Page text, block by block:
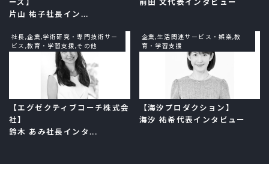
片山 祐子社長イン...
社長,企業,学術研究・専門技術サー
ビス,教育・学習支援,その他
【エグゼクティブコーチ株式会
社】
鈴木 あみ社長インタ...
企業,生活関連サービス・娯楽,教
育・学習支援
【海汐プロダクション】
海汐 祐希代表インタビュー